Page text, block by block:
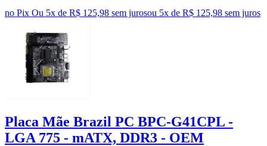
no Pix Ou 5x de R$ 125,98 sem jurosou 5x de R$ 125,98 sem juros
Placa Mãe Brazil PC BPC-G41CPL -
LGA 775 - mATX, DDR3 - OEM